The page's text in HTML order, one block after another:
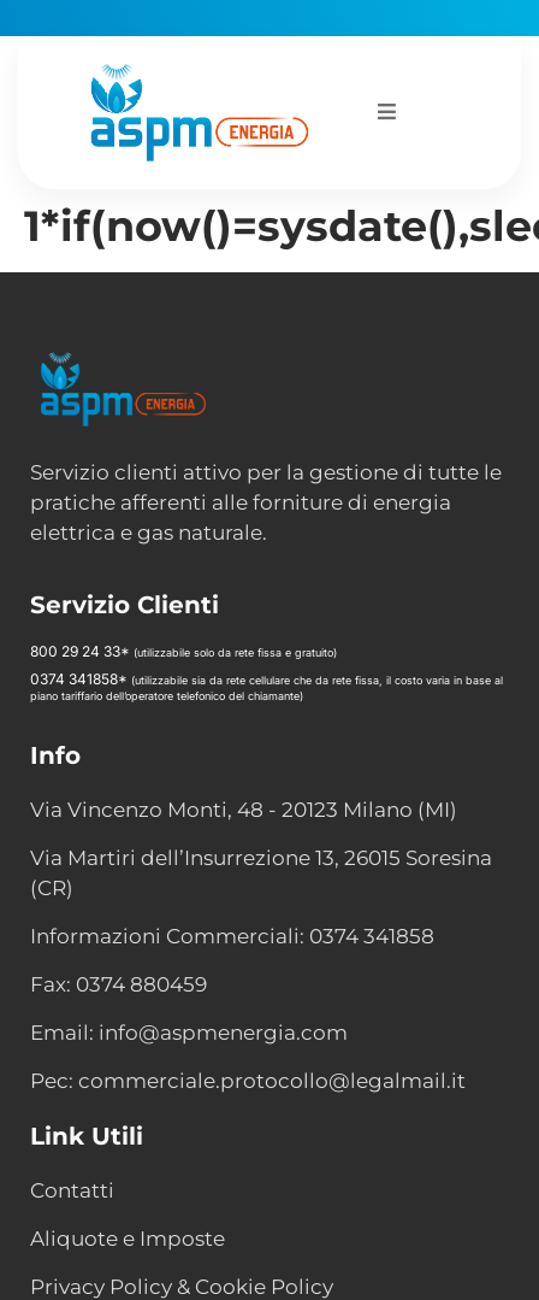
Servizio clienti attivo per la gestione di tutte le
pratiche afferenti alle forniture di energia
elettrica e gas naturale.
Servizio Clienti
800 29 24 33* (utilizzabile solo da rete fissa e gratuito)
0374 341858* (utilizzabile sia da rete cellulare che da rete fissa, il costo varia in base al
piano tariffario dell’operatore telefonico del chiamante)
Info
Via Vincenzo Monti, 48 - 20123 Milano (MI)
Via Martiri dell’Insurrezione 13, 26015 Soresina
(CR)
Informazioni Commerciali: 0374 341858
Fax: 0374 880459
Email: info@aspmenergia.com
Pec: commerciale.protocollo@legalmail.it
Link Utili
Contatti
Aliquote e Imposte
Privacy Policy & Cookie Policy